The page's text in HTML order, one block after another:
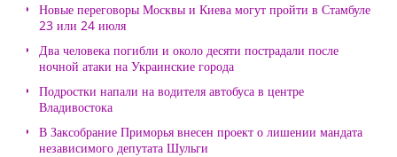
Новые переговоры Москвы и Киева могут пройти в Стамбуле
23 или 24 июля
Два человека погибли и около десяти пострадали после
ночной атаки на Украинские города
Подростки напали на водителя автобуса в центре
Владивостока
В Заксобрание Приморья внесен проект о лишении мандата
независимого депутата Шульги